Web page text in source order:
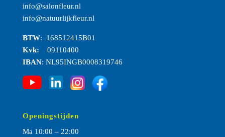
info@salonfleur.nl
info@natuurlijkfleur.nl
BTW: 168512415B01
Kvk:
09110400
IBAN: NL95INGB0008319746
Openingstijden
Ma 10:00 – 22:00